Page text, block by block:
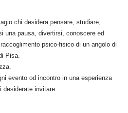
chi desidera pensare, studiare,
una pausa, divertirsi, conoscere ed
psico-fisico di un angolo di
Pisa.
evento od incontro in una esperienza
desiderate invitare.